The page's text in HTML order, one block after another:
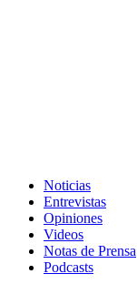
Noticias
Entrevistas
Opiniones
Videos
Notas de Prensa
Podcasts